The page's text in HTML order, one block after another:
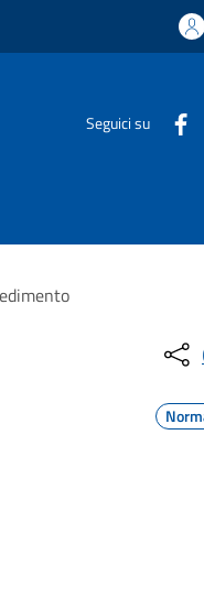
Seguici su